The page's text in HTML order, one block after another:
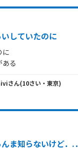
していたのに
に
る
さん(10さい・ 東京)
ま知らないけど．.．